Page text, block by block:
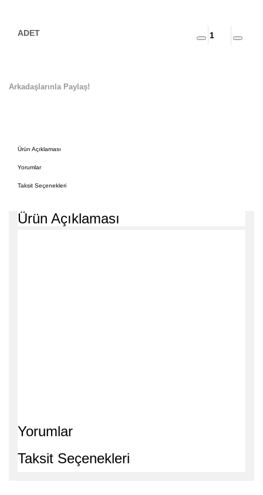
Arkadaşlarınla Paylaş!
Ürün Açıklaması
Yorumlar
Taksit Seçenekleri
Ürün Açıklaması
Yorumlar
Taksit Seçenekleri